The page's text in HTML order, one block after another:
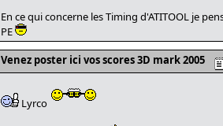
En ce qui concerne les Timing d'ATITOOL je
PE
Venez poster ici vos scores 3D mark 2005
Lyrco